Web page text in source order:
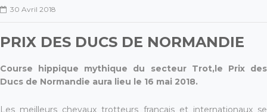
30 Avril 2018
PRIX DES DUCS DE NORMANDIE
Course hippique mythique du secteur Trot,le Prix des
Ducs de Normandie aura lieu le 16 mai 2018.